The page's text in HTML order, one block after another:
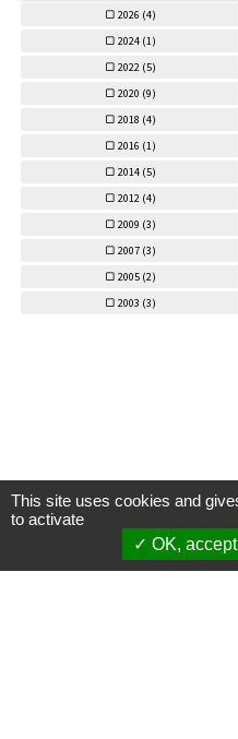
2026 (4)
2024 (1)
2022 (5)
2020 (9)
2018 (4)
2016 (1)
2014 (5)
2012 (4)
2009 (3)
2007 (3)
2005 (2)
2003 (3)
This site uses cookies and
to activate
OK, accept